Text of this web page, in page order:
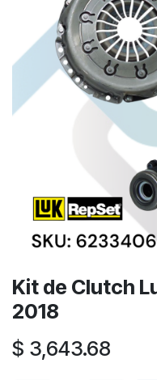
Kit de Clutch
2018
$ 3,643.68